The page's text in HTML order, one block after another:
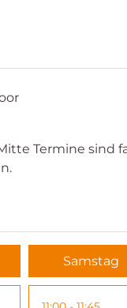
Termine sind
Samstag